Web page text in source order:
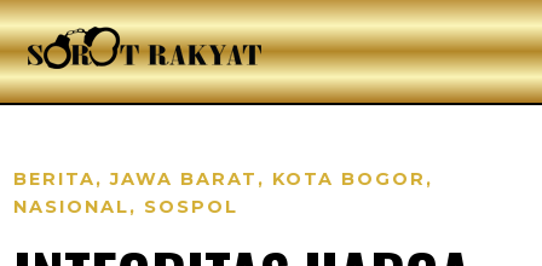
BERITA,JAWA BARAT , KOTA BOGOR ,
NASIONAL, SOSPOL